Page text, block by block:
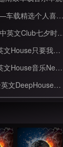
喜爱百大电子Music榜单串烧
光一逝永不回往事只能回味串烧
的够快气氛组就搞不过来串烧
厂牌Dj聚仔生日抖音串烧
为阿叭定制超弹早场酒吧串烧